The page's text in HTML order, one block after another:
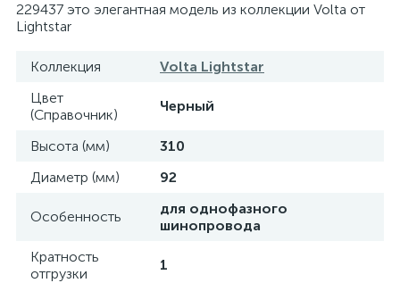
229437 это элегантная модель из коллекции Volta от
Lightstar
Коллекция
Volta Lightstar
Цвет
(Справочник)
Черный
Высота (мм)
310
Диаметр (мм)
92
Особенность
для однофазного
шинопровода
Кратность
отгрузки
1